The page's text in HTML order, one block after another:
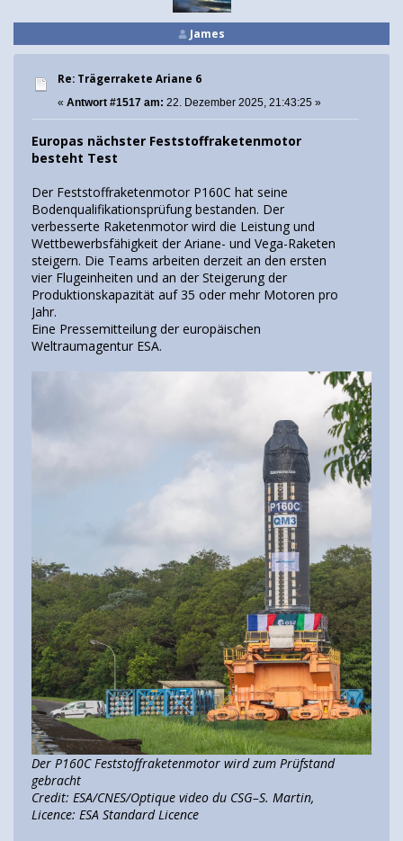
James
Re: Trägerrakete Ariane 6
« Antwort #1517 am: 22. Dezember 2025, 21:43:25 »
Europas nächster Feststoffraketenmotor
besteht Test
Der Feststoffraketenmotor P160C hat seine
Bodenqualifikationsprüfung bestanden. Der
verbesserte Raketenmotor wird die Leistung und
Wettbewerbsfähigkeit der Ariane- und Vega-Raketen
steigern. Die Teams arbeiten derzeit an den ersten
vier Flugeinheiten und an der Steigerung der
Produktionskapazität auf 35 oder mehr Motoren pro
Jahr.
Eine Pressemitteilung der europäischen
Weltraumagentur ESA.
Der P160C Feststoffraketenmotor wird zum Prüfstand
gebracht
Credit: ESA/CNES/Optique video du CSG–S. Martin,
Licence: ESA Standard Licence